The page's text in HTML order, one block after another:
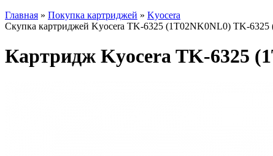
Главная » Покупка картриджей » Kyocera
Скупка картриджей Kyocera TK-6325 (1T02NK0NL0) TK-
Картридж Kyocera TK-6325